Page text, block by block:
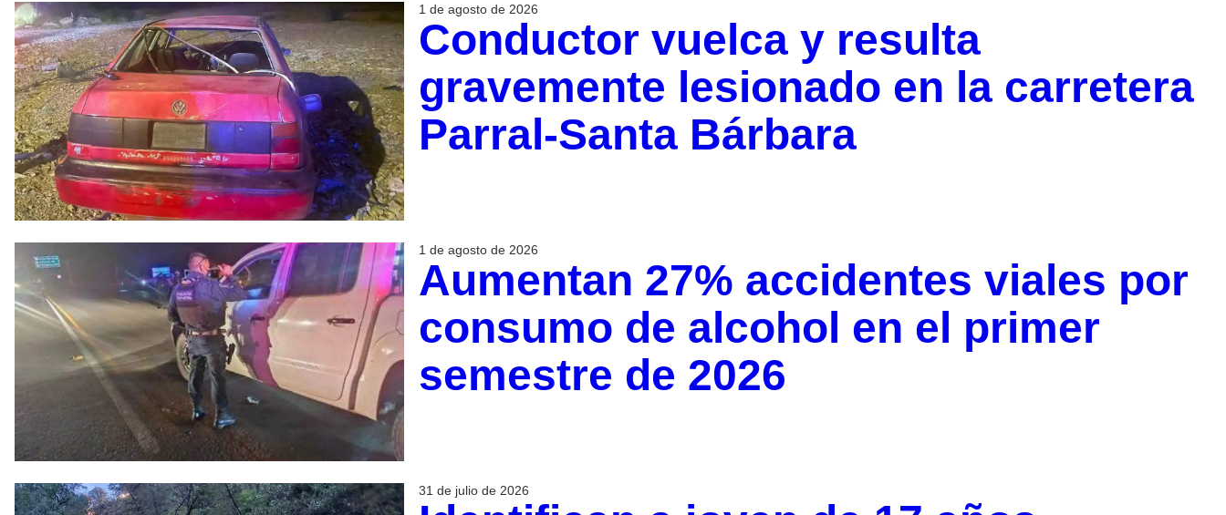
1 de agosto de 2026
Conductor vuelca y resulta
gravemente lesionado en la carretera
Parral-Santa Bárbara
1 de agosto de 2026
Aumentan 27% accidentes viales por
consumo de alcohol en el primer
semestre de 2026
31 de julio de 2026